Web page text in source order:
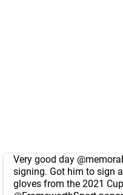
Very good day
signing. Got him to sign
gloves from the 2021